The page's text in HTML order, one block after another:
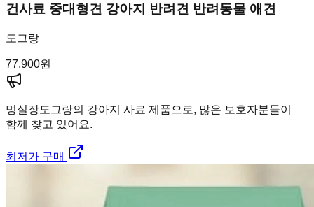
건사료 중대형견 강아지 반려견 반려동물 애견
도그랑
77,900원
멍실장도그랑의 강아지 사료 제품으로, 많은 보호자분들이
함께 찾고 있어요.
최저가 구매